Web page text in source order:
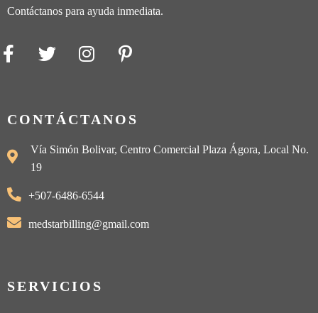
Contáctanos para ayuda inmediata.
CONTÁCTANOS
Vía Simón Bolivar, Centro Comercial Plaza Ágora, Local No.
19
+507-6486-6544
medstarbilling@gmail.com
SERVICIOS